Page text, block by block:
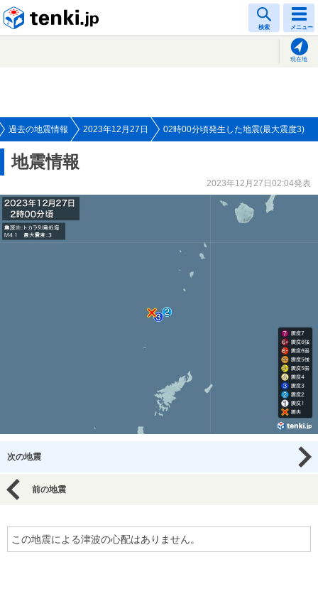
検索 メニュー
現在地
過去の地震情報 2023年12月27日 02時00分頃発生した地震(最大震度3)
地震情報
2023年12月27日02:04発表
次の地震
前の地震
この地震による津波の心配はありません。